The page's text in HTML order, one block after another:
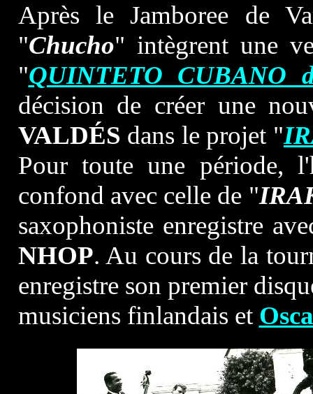
Après le Jamboree de
"Chucho" intègrent une
"QUINTETO CUBANO
décision de créer une
VALDÉS dans le projet "
Pour toute une période,
confond avec celle de "
saxophoniste enregistre
NHOP. Au cours de la
enregistre son premier
musiciens finlandais et